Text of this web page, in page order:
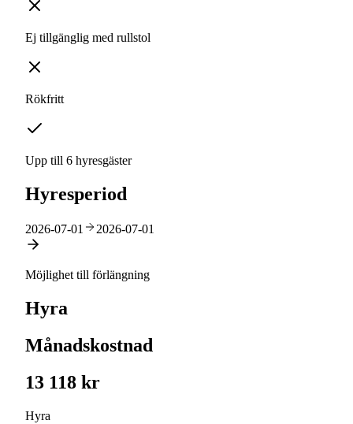
Ej tillgänglig med rullstol
Rökfritt
Upp till 6 hyresgäster
Hyresperiod
2026-07-01 2026-07-01
Möjlighet till förlängning
Hyra
Månadskostnad
13 118 kr
Hyra